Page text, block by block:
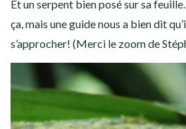
Et un serpent bien posé sur sa
ça, mais une guide nous a bien dit
s’approcher! (Merci le zoom de